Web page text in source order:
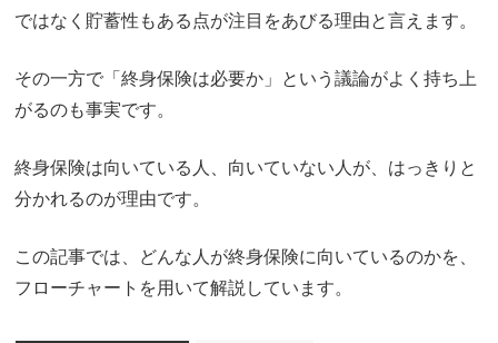
ではなく貯蓄性もある点が注目をあびる理由と言えます。
その一方で「終身保険は必要か」という議論がよく持ち上
がるのも事実です。
終身保険は向いている人、向いていない人が、はっきりと
分かれるのが理由です。
この記事では、どんな人が終身保険に向いているのかを、
フローチャートを用いて解説しています。